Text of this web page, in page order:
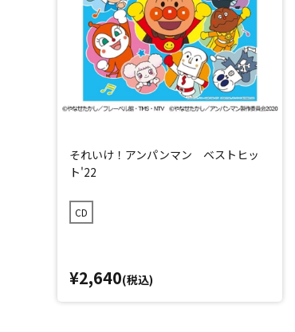
それいけ！アンパンマン ベストヒッ
ト'22
CD
¥2,640(税込)